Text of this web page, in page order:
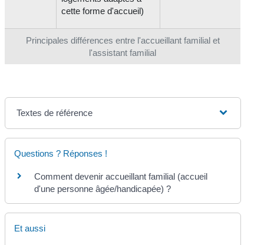
Principales différences entre l'accueillant familial et
l'assistant familial
cette forme d'accueil)
Textes de référence
Questions ? Réponses !
Comment devenir accueillant familial (accueil
d'une personne âgée/handicapée) ?
Et aussi